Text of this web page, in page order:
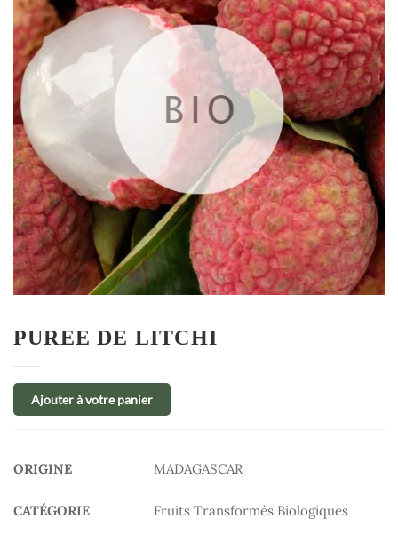
PUREE DE LITCHI
Ajouter à votre panier
ORIGINE MADAGASCAR
CATÉGORIE Fruits Transformés Biologiques